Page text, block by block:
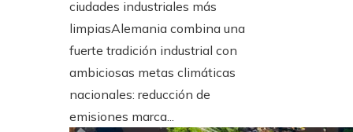
ciudades industriales más
limpiasAlemania combina una
fuerte tradición industrial con
ambiciosas metas climáticas
nacionales: reducción de
emisiones marca...